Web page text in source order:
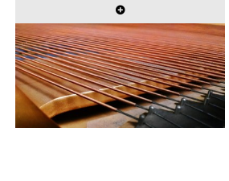
Master class de piano avec
Claude Helffer